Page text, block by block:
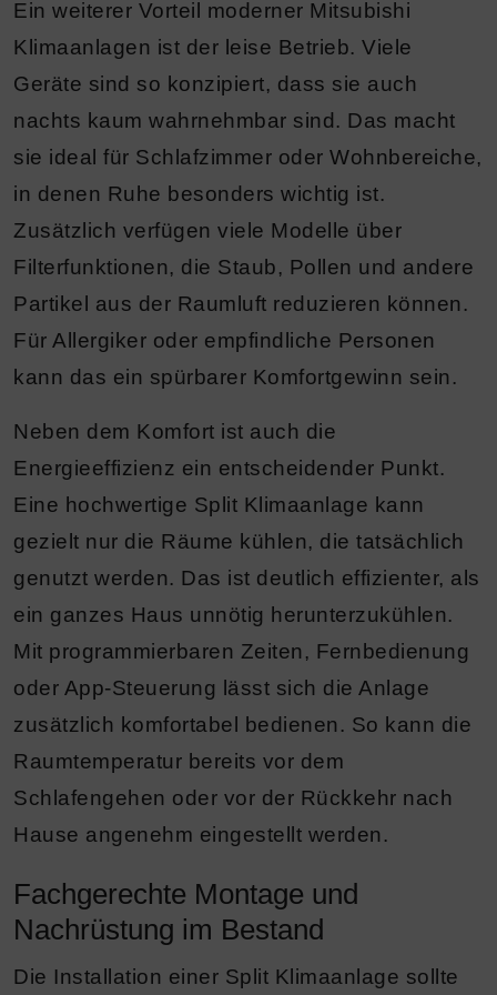
Ein weiterer Vorteil moderner Mitsubishi
Klimaanlagen ist der leise Betrieb. Viele
Geräte sind so konzipiert, dass sie auch
nachts kaum wahrnehmbar sind. Das macht
sie ideal für Schlafzimmer oder Wohnbereiche,
in denen Ruhe besonders wichtig ist.
Zusätzlich verfügen viele Modelle über
Filterfunktionen, die Staub, Pollen und andere
Partikel aus der Raumluft reduzieren können.
Für Allergiker oder empfindliche Personen
kann das ein spürbarer Komfortgewinn sein.
Neben dem Komfort ist auch die
Energieeffizienz ein entscheidender Punkt.
Eine hochwertige Split Klimaanlage kann
gezielt nur die Räume kühlen, die tatsächlich
genutzt werden. Das ist deutlich effizienter, als
ein ganzes Haus unnötig herunterzukühlen.
Mit programmierbaren Zeiten, Fernbedienung
oder App-Steuerung lässt sich die Anlage
zusätzlich komfortabel bedienen. So kann die
Raumtemperatur bereits vor dem
Schlafengehen oder vor der Rückkehr nach
Hause angenehm eingestellt werden.
Fachgerechte Montage und
Nachrüstung im Bestand
Die Installation einer Split Klimaanlage sollte